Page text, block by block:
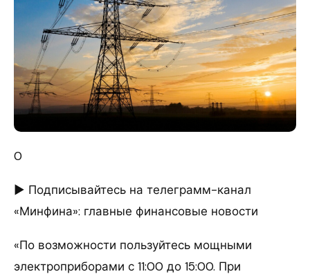
0
► Подписывайтесь на телеграмм-канал
«Минфина»: главные финансовые новости
«По возможности пользуйтесь мощными
электроприборами с 11:00 до 15:00. При